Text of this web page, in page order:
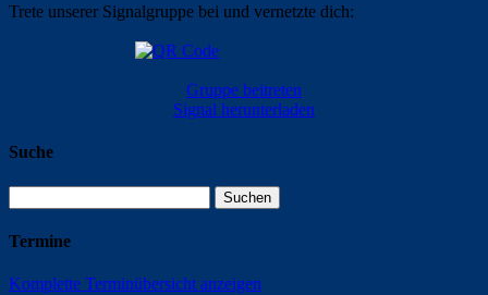
Trete unserer Signalgruppe bei und vernetzte dich:
Gruppe beitreten
Signal herunterladen
Suche
nach:
Termine
Komplette Terminübersicht anzeigen